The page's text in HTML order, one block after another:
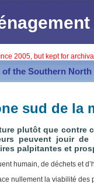
2005, but kept for
the Southern North
sud de la
plutôt que
peuvent jouir de
palpitantes et
humain, de déchets et
nullement la viabilité des